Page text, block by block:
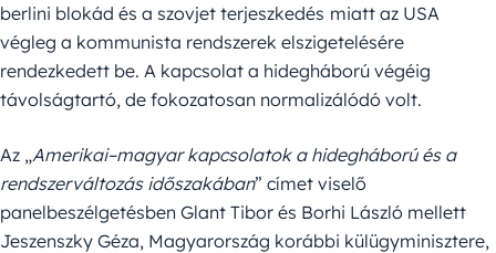
berlini blokád és a szovjet terjeszkedés miatt az USA
végleg a kommunista rendszerek elszigetelésére
rendezkedett be. A kapcsolat a hidegháború végéig
távolságtartó, de fokozatosan normalizálódó volt.
Az „Amerikai–magyar kapcsolatok a hidegháború és a
rendszerváltozás időszakában” címet viselő
panelbeszélgetésben Glant Tibor és Borhi László mellett
Jeszenszky Géza, Magyarország korábbi külügyminisztere,